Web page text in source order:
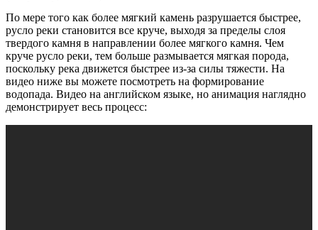
По мере того как более мягкий камень разрушается быстрее,
русло реки становится все круче, выходя за пределы слоя
твердого камня в направлении более мягкого камня. Чем
круче русло реки, тем больше размывается мягкая порода,
поскольку река движется быстрее из-за силы тяжести. На
видео ниже вы можете посмотреть на формирование
водопада. Видео на английском языке, но анимация наглядно
демонстрирует весь процесс: